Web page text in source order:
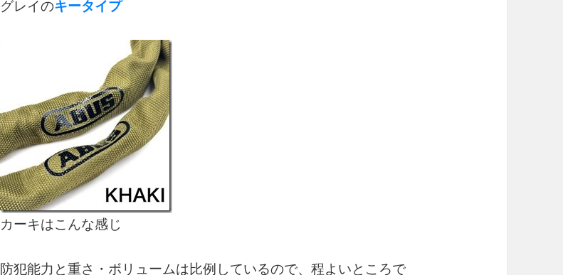
グレイのキータイプ
カーキはこんな感じ
防犯能力と重さ・ボリュームは比例しているので、程よいところで